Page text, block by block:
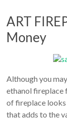
ART
Money
Although you
ethanol fireplace
of fireplace
that adds to the